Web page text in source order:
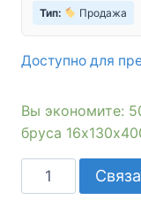
Тип: Продажа
Доступно для
Вы экономите:
бруса
Количество
товара